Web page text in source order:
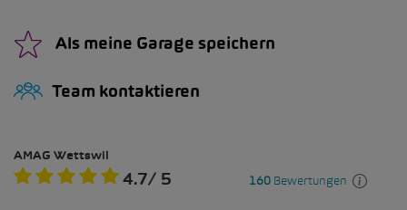
Als meine Garage speichern
Team kontaktieren